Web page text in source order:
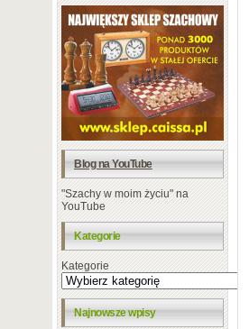
Blog na YouTube
"Szachy w moim życiu" na
YouTube
Kategorie
Kategorie
Najnowsze wpisy